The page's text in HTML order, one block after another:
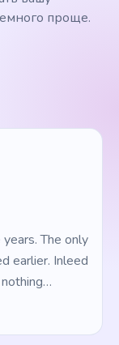
проще.
The only
earlier. Inleed
Top.